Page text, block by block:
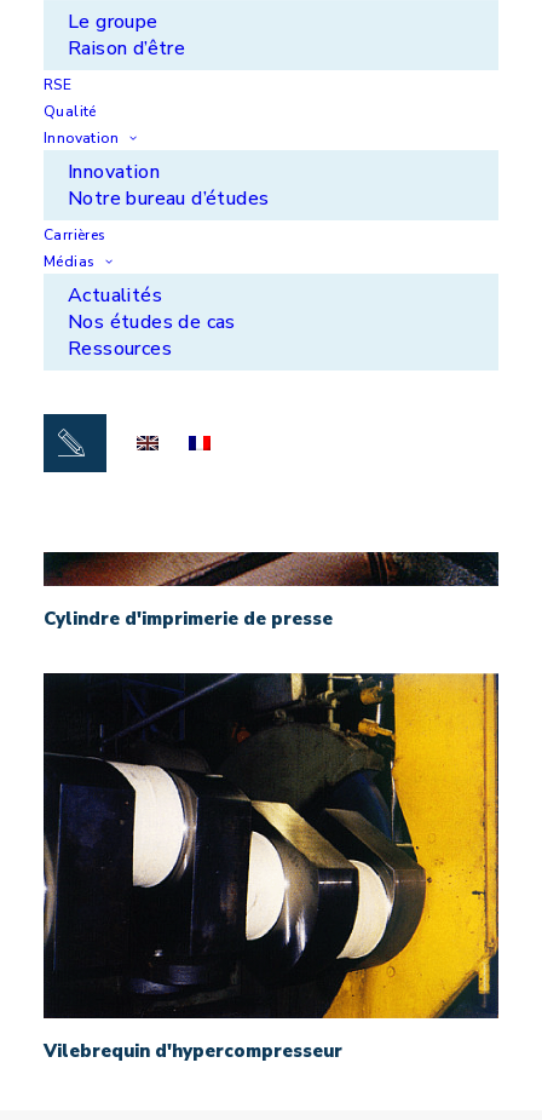
Le groupe
Raison d’être
RSE
Qualité
Innovation
Innovation
Notre bureau d’études
Carrières
Médias
Actualités
Nos études de cas
Ressources
Rechargement d'une rotule
Cylindre d'imprimerie de presse
Vilebrequin d'hypercompresseur